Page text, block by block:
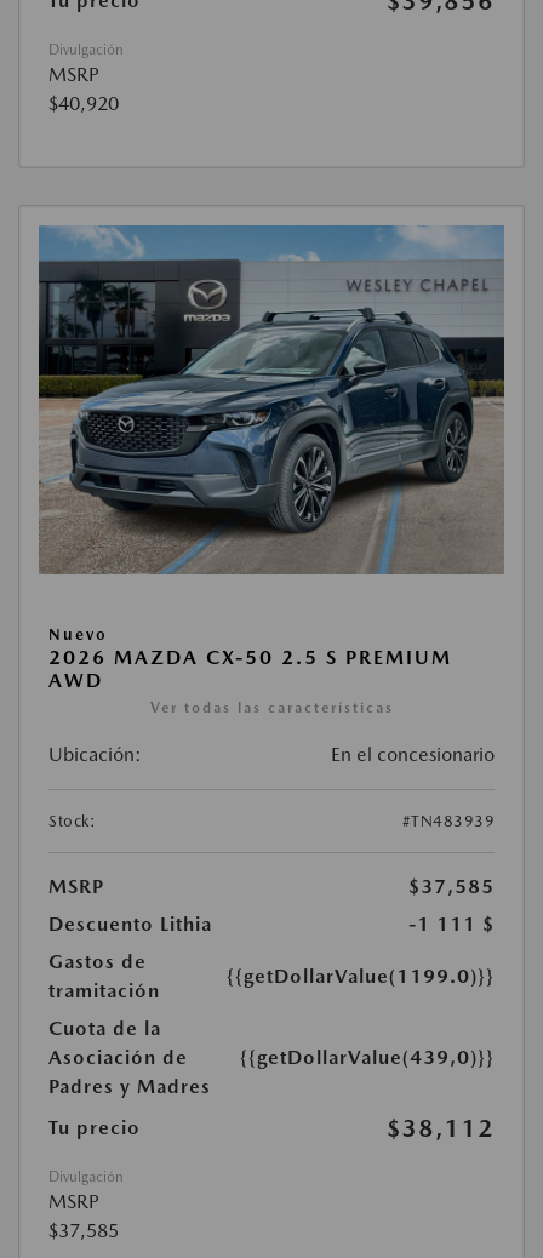
Divulgación
MSRP
$40,920
Nuevo
2026 MAZDA CX-50 2.5 S PREMIUM
AWD
Ver todas las características
Ubicación: En el concesionario
Stock: #TN483939
MSRP
$37,585
Descuento Lithia
-1 111 $
Gastos de
tramitación
{{getDollarValue(1199.0)}}
Cuota de la
Asociación de
Padres y Madres
{{getDollarValue(439,0)}}
Tu precio $38,112
Divulgación
MSRP
$37,585